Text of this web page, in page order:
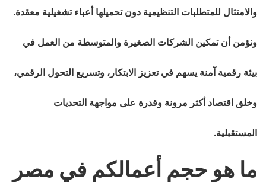
والامتثال للمتطلبات التنظيمية دون تحميلها أعباء تشغيلية معقدة.
ونؤمن أن تمكين الشركات الصغيرة والمتوسطة من العمل في
بيئة رقمية آمنة يسهم في تعزيز الابتكار، وتسريع التحول الرقمي،
وخلق اقتصاد أكثر مرونة وقدرة على مواجهة التحديات
المستقبلية.
ما هو حجم أعمالكم في مصر